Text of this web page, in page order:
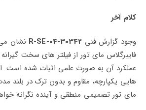
کلام آخر
وجود گزارش فنی R-SE-04-30342 نشان
فایبرگلاس مای‌ تور از فیلتر های سخت‌
عملکرد آن به‌ صورت علمی اثبات شده است.
هایی یکپارچه، مقاوم و بدون ترک در بلند
مای‌ تور تصمیمی منطقی و آینده‌ نگرانه